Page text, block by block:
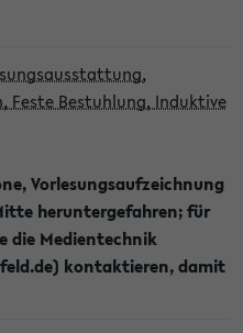
Feste Bestuhlung, Induktive
Vorlesungsaufzeichnung
heruntergefahren; für
die Medientechnik
kontaktieren, damit